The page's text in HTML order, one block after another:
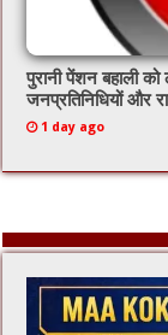
पुरानी पेंशन बहाली
जनप्रतिनिधियों और
1 day ago